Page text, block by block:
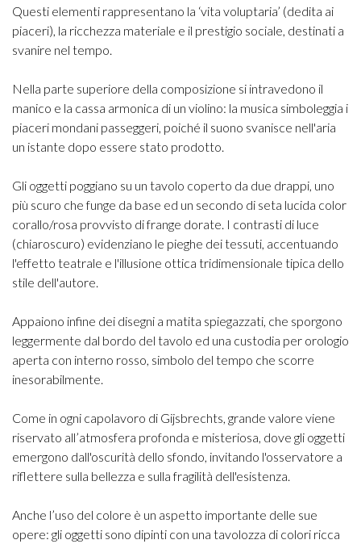
Questi elementi rappresentano la ‘vita voluptaria’ (dedita ai
piaceri), la ricchezza materiale e il prestigio sociale, destinati a
svanire nel tempo.
Nella parte superiore della composizione si intravedono il
manico e la cassa armonica di un violino: la musica simboleggia i
piaceri mondani passeggeri, poiché il suono svanisce nell'aria
un istante dopo essere stato prodotto.
Gli oggetti poggiano su un tavolo coperto da due drappi, uno
più scuro che funge da base ed un secondo di seta lucida color
corallo/rosa provvisto di frange dorate. I contrasti di luce
(chiaroscuro) evidenziano le pieghe dei tessuti, accentuando
l'effetto teatrale e l'illusione ottica tridimensionale tipica dello
stile dell'autore.
Appaiono infine dei disegni a matita spiegazzati, che sporgono
leggermente dal bordo del tavolo ed una custodia per orologio
aperta con interno rosso, simbolo del tempo che scorre
inesorabilmente.
Come in ogni capolavoro di Gijsbrechts, grande valore viene
riservato all’atmosfera profonda e misteriosa, dove gli oggetti
emergono dall'oscurità dello sfondo, invitando l'osservatore a
riflettere sulla bellezza e sulla fragilità dell'esistenza.
Anche l’uso del colore è un aspetto importante delle sue
opere: gli oggetti sono dipinti con una tavolozza di colori ricca